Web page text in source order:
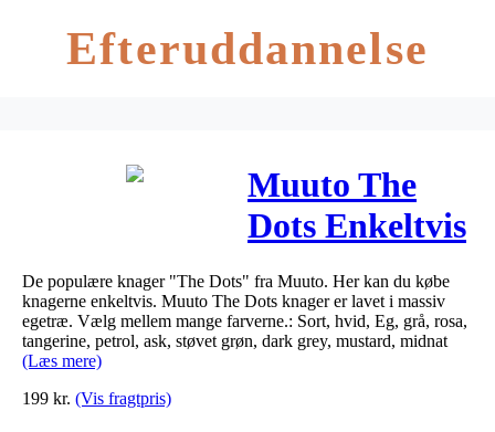
Efteruddannelse
Muuto The
Dots Enkeltvis
(Hvid, Stor)
De populære knager "The Dots" fra Muuto. Her kan du købe
knagerne enkeltvis. Muuto The Dots knager er lavet i massiv
egetræ. Vælg mellem mange farverne.: Sort, hvid, Eg, grå, rosa,
tangerine, petrol, ask, støvet grøn, dark grey, mustard, midnat
(Læs mere)
199 kr. (Vis fragtpris)